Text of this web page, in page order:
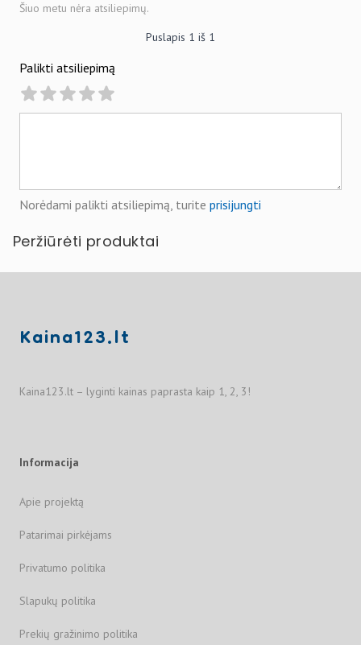
Šiuo metu nėra atsiliepimų.
Puslapis 1 iš 1
Palikti atsiliepimą
Norėdami palikti atsiliepimą, turite prisijungti
Peržiūrėti produktai
Kaina123.lt
Kaina123.lt – lyginti kainas paprasta kaip 1, 2, 3!
Informacija
Apie projektą
Patarimai pirkėjams
Privatumo politika
Slapukų politika
Prekių gražinimo politika